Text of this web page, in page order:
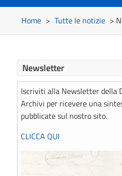
Home > Tutte le notizie >
Newsletter
Iscriviti alla Newsletter della
Archivi per ricevere una
pubblicate sul nostro sito.
CLICCA QUI